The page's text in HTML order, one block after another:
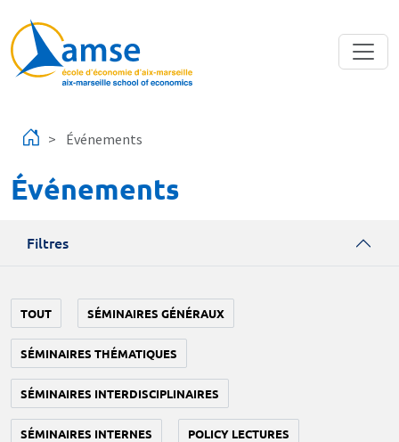
Événements
Événements
Filtres
TOUT SÉMINAIRES GÉNÉRAUX
SÉMINAIRES THÉMATIQUES
SÉMINAIRES INTERDISCIPLINAIRES
SÉMINAIRES INTERNES POLICY LECTURES